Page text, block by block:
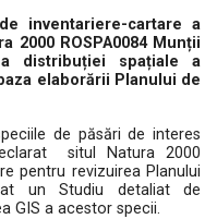
inventariere-cartare a
2000 ROSPA0084 Munții
distribuției spațiale a
elaborării Planului de
de păsări de interes
situl Natura 2000
pentru revizuirea Planului
un Studiu detaliat de
GIS a acestor specii.